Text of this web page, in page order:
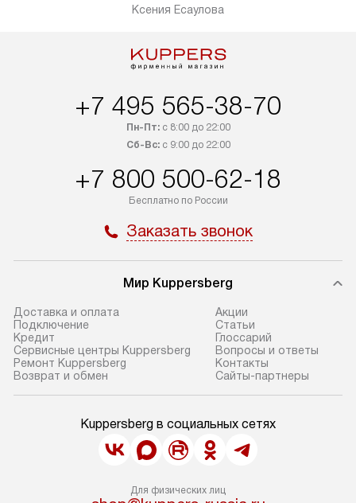
Возможна доставка товаров по
Ксения Есаулова
+7 495 565-38-70
Пн-Пт:с 8:00 до 22:00
Сб-Вс:с 9:00 до 22:00
+7 800 500-62-18
Бесплатно по России
Заказать звонок
Мир Kuppersberg
Доставка и оплата
Подключение
Кредит
Сервисные центры Kuppersberg
Ремонт Kuppersberg
Возврат и обмен
Акции
Cтатьи
Глоссарий
Вопросы и ответы
Контакты
Сайты-партнеры
Kuppersberg в социальных сетях
Для физических лиц